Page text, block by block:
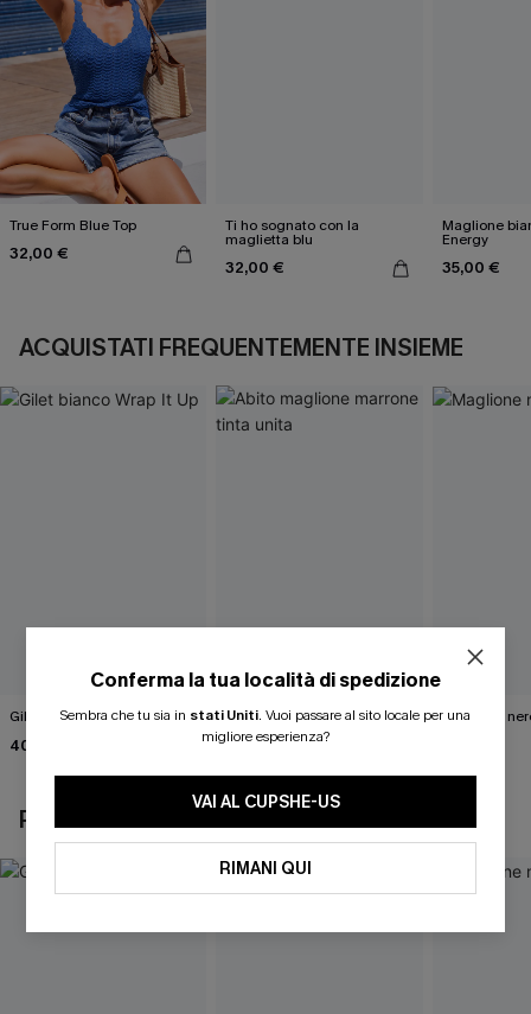
True Form Blue Top
32,00 €
Ti ho sognato con la
maglietta blu
32,00 €
Maglione
Energy
35,00 €
ACQUISTATI FREQUENTEMENTE INSIEME
Gilet bianco Wrap It Up
40,00 €
Abito maglione marrone
tinta unita
Maglione
POTREBBE INTERESSARTI ANCHE
Conferma la tua località di spedizione
Sembra che tu sia in stati Uniti. Vuoi passare al sito locale per una
migliore esperienza?
VAI AL CUPSHE-US
RIMANI QUI